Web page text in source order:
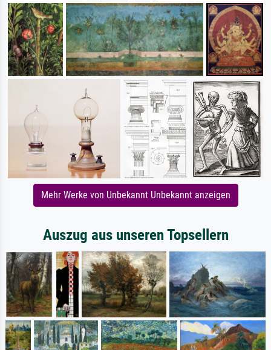
Mehr Werke von Unbekannt Unbekannt anzeigen
Auszug aus unseren Topsellern